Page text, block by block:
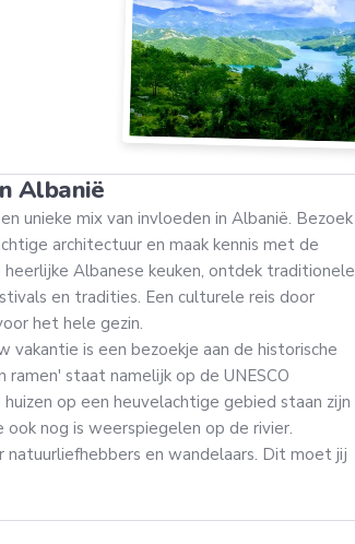
Albanië
unieke mix van invloeden in Albanië. Bezoek
architectuur en maak kennis met de
Albanese keuken, ontdek traditionele
en tradities. Een culturele reis door
het hele gezin.
vakantie is een bezoekje aan de historische
staat namelijk op de UNESCO
op een heuvelachtige gebied staan zijn
nog is weerspiegelen op de rivier.
natuurliefhebbers en wandelaars. Dit moet jij